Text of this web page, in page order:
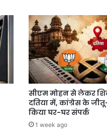
सीएम मोहन से लेकर
दतिया में, कांग्रेस के
किया घर-घर संपर्क
1 week ago